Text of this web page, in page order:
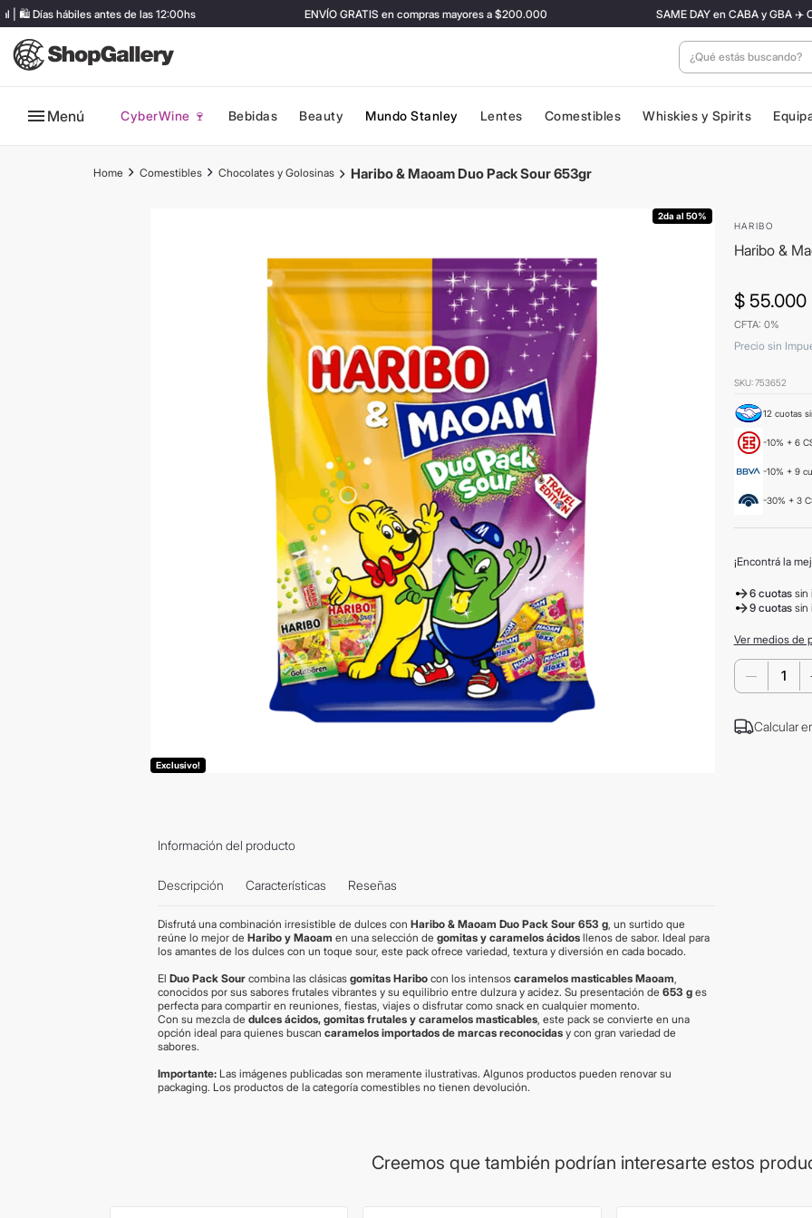
Días hábiles antes de las 12:00hs ENVÍO GRATIS en compras mayores a $200.000 SAME DAY en CABA y GBA ✈️
¿Qué estás
Menú CyberWine 🍷 Bebidas Beauty Mundo Stanley Lentes Comestibles Whiskies y Spirits
Comestibles Chocolates y Golosinas Haribo & Maoam Duo Pack Sour 653gr
2da al 50%
Exclusivo!
Información del producto
Descripción Características Reseñas
Disfrutá una combinación irresistible de dulces con Haribo & Maoam Duo Pack Sour 653 g, un surtido que
reúne lo mejor de Haribo y Maoam en una selección de gomitas y caramelos ácidos llenos de sabor. Ideal para
los amantes de los dulces con un toque sour, este pack ofrece variedad, textura y diversión en cada bocado.
El Duo Pack Sour combina las clásicas gomitas Haribo con los intensos caramelos masticables Maoam,
conocidos por sus sabores frutales vibrantes y su equilibrio entre dulzura y acidez. Su presentación de 653 g es
perfecta para compartir en reuniones, fiestas, viajes o disfrutar como snack en cualquier momento.
Con su mezcla de dulces ácidos, gomitas frutales y caramelos masticables, este pack se convierte en una
opción ideal para quienes buscan caramelos importados de marcas reconocidas y con gran variedad de
sabores.
Importante: Las imágenes publicadas son meramente ilustrativas. Algunos productos pueden renovar su
packaging. Los productos de la categoría comestibles no tienen devolución.
HARIBO
Haribo &
$ 55.000
CFTA: 0%
Precio sin
SKU:753652
12 cuotas
-10% + 6
-10% + 9
-30% + 3
¡Encontrá la
6 cuotas sin
9 cuotas sin
Ver medios de
－
Calcular
Creemos que también podrían interesarte estos